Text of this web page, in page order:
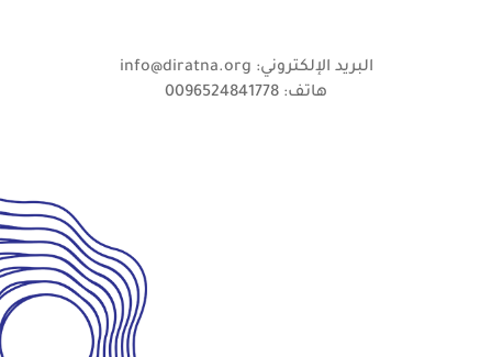
البريد الإلكتروني: info@diratna.org
هاتف: 0096524841778